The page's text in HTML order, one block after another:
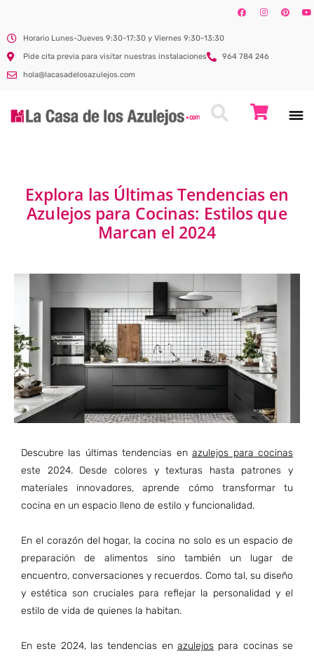
Horario Lunes-Jueves 9:30-17:30 y Viernes 9:30-13:30
Pide cita previa para visitar nuestras instalaciones
964 784 246
hola@lacasadelosazulejos.com
Explora las Últimas Tendencias en
Azulejos para Cocinas: Estilos que
Marcan el 2024
Descubre las últimas tendencias enazulejos para cocinas
este 2024. Desde colores y texturas hasta patrones y
materiales innovadores, aprende cómo transformar tu
cocina en un espacio lleno de estilo y funcionalidad.
En el corazón del hogar, la cocina no solo es un espacio de
preparación de alimentos sino también un lugar de
encuentro, conversaciones y recuerdos. Como tal, su diseño
y estética son cruciales para reflejar la personalidad y el
estilo de vida de quienes la habitan.
En este 2024, las tendencias en azulejos para cocinas se